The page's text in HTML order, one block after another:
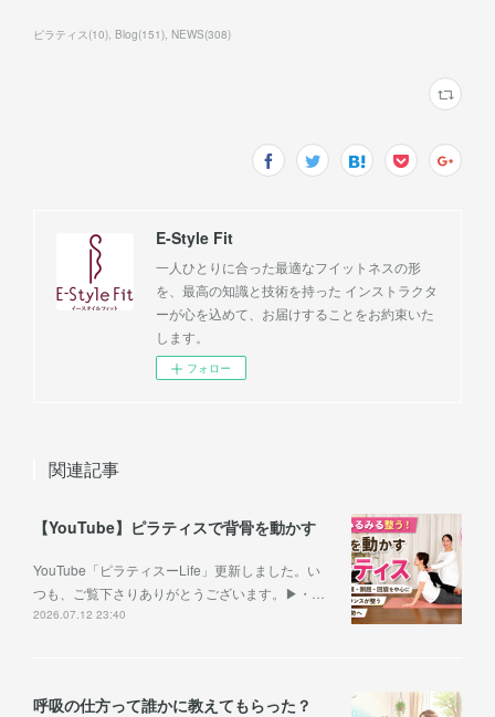
ピラティス(10) Blog(151) NEWS(308)
E-Style Fit
一人ひとりに合った最適なフイットネスの形
を、最高の知識と技術を持った インストラクタ
ーが心を込めて、お届けすることをお約束いた
します。
フォロー
関連記事
【YouTube】ピラティスで背骨を動かす
YouTube「ピラティスーLife」更新しました。い
つも、ご覧下さりありがとうございます。▶︎・…
2026.07.12 23:40
呼吸の仕方って誰かに教えてもらった？